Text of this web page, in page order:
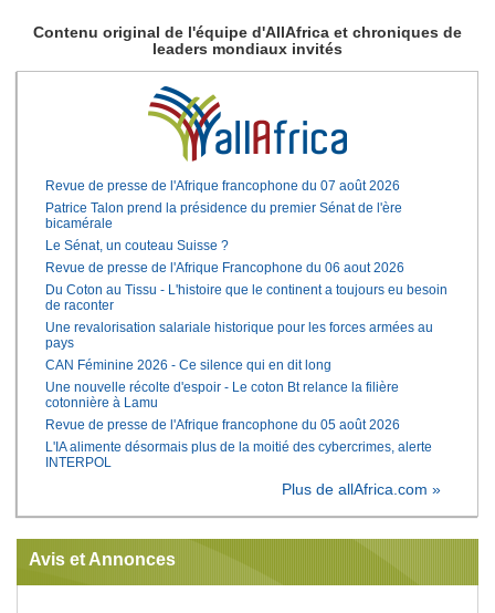
Contenu original de l'équipe d'AllAfrica et chroniques de
leaders mondiaux invités
Revue de presse de l'Afrique francophone du 07 août 2026
Patrice Talon prend la présidence du premier Sénat de l'ère
bicamérale
Le Sénat, un couteau Suisse ?
Revue de presse de l'Afrique Francophone du 06 aout 2026
Du Coton au Tissu - L'histoire que le continent a toujours eu besoin
de raconter
Une revalorisation salariale historique pour les forces armées au
pays
CAN Féminine 2026 - Ce silence qui en dit long
Une nouvelle récolte d'espoir - Le coton Bt relance la filière
cotonnière à Lamu
Revue de presse de l'Afrique francophone du 05 août 2026
L'IA alimente désormais plus de la moitié des cybercrimes, alerte
INTERPOL
Plus de allAfrica.com »
Avis et Annonces